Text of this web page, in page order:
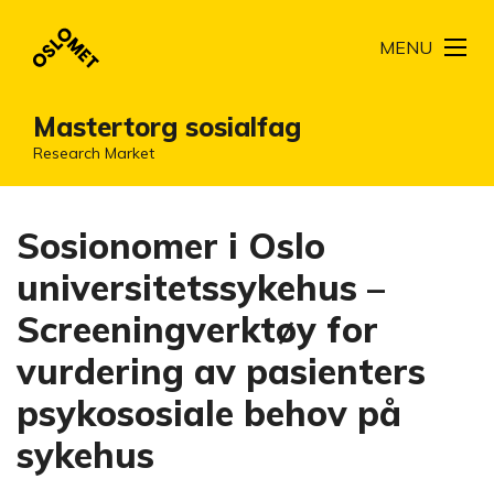
Mastertorg sosialfag
Research Market
MENU
Sosionomer i Oslo
universitetssykehus –
Screeningverktøy for
vurdering av pasienters
psykososiale behov på
sykehus